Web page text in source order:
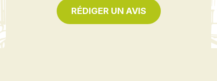
RÉDIGER UN AVIS